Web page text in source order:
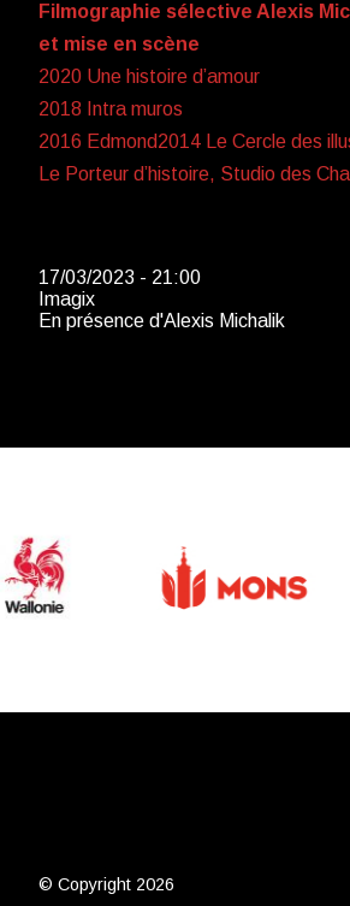
Filmographie sélective Alexis
et mise en scène
2020 Une histoire d’amour
2018 Intra muros
2016 Edmond2014 Le Cercle des
Le Porteur d’histoire, Studio des
17/03/2023 - 21:00
Imagix
En présence d'Alexis Michalik
© Copyright 2026